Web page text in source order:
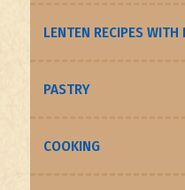
LENTEN RECIPES WITH
PASTRY
COOKING